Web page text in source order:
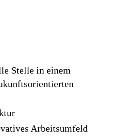
Stelle in einem
Arbeitsumfeld